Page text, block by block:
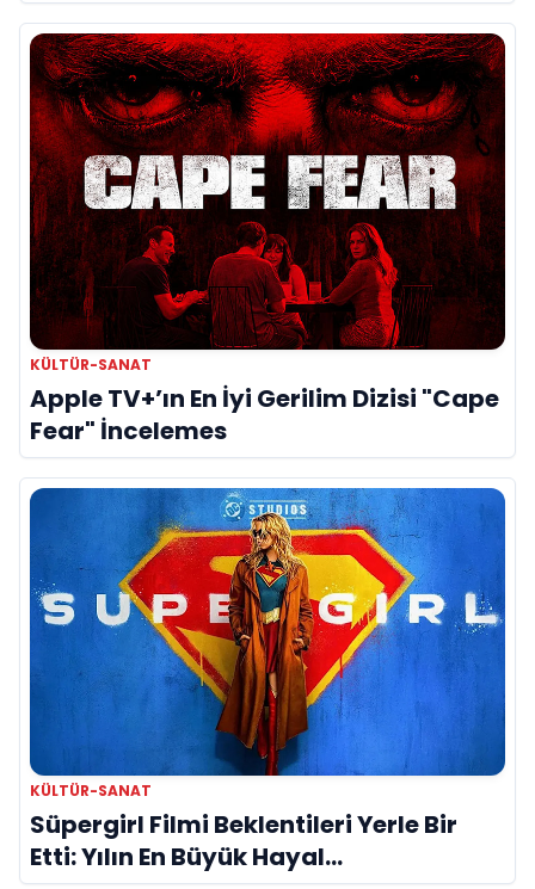
KÜLTÜR-SANAT
Apple TV+’ın En İyi Gerilim Dizisi "Cape
Fear" İncelemes
KÜLTÜR-SANAT
Süpergirl Filmi Beklentileri Yerle Bir
Etti: Yılın En Büyük Hayal